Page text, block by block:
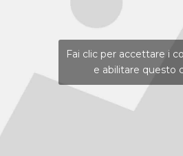
Fai clic per accettare i
e abilitare questo